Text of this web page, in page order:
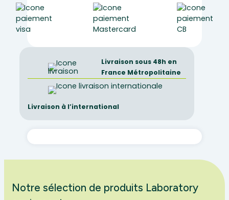
quantity
Livraison sous 48h en
France Métropolitaine
Livraison à l’international
Notre sélection de produits Laboratory